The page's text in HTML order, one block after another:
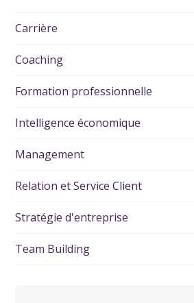
Carrière
Coaching
Formation professionnelle
Intelligence économique
Management
Relation et Service Client
Stratégie d'entreprise
Team Building